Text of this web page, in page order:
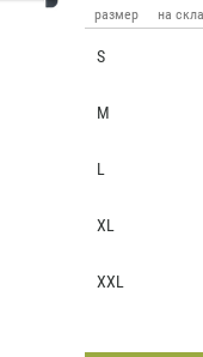
размер на
S
M
L
XL
XXL